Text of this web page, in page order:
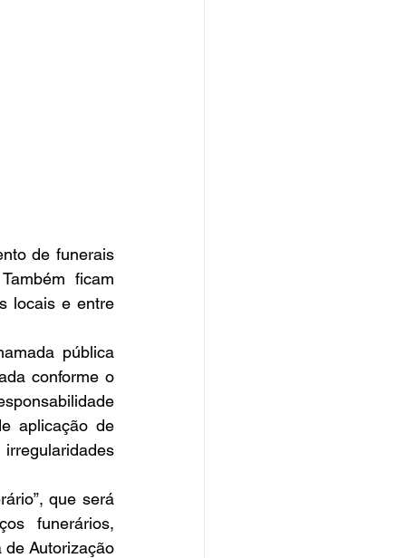
de funerais
ficam
locais e entre
pública
conforme o
aplicação de
que será
funerários,
Autorização